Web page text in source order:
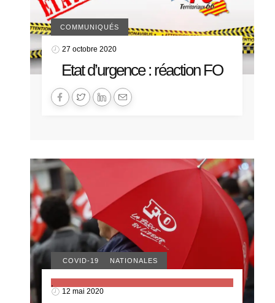
COMMUNIQUÉS
27 octobre 2020
Etat d’urgence : réaction FO
ACTUALITÉS NATIONALES
COVID-19
12 mai 2020